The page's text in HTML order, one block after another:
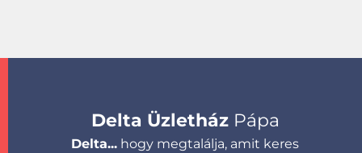
Delta ÜzletházPápa
Delta... hogy megtalálja, amit keres